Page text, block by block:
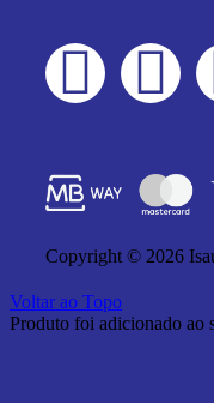
Copyright © 2026
Voltar ao Topo
Produto foi adicionado ao